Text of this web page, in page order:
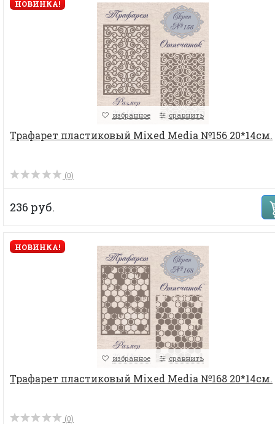
НОВИНКА!
избранное сравнить
Трафарет пластиковый Mixed Media №156 20*14см.
(0)
236 руб.
НОВИНКА!
избранное сравнить
Трафарет пластиковый Mixed Media №168 20*14см.
(0)